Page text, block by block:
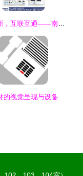
融合创新，互联互通——南京申瓯通信与一纤网SDH光综合复用设备的卓越应用
通讯器材的视觉呈现与设备应用解读